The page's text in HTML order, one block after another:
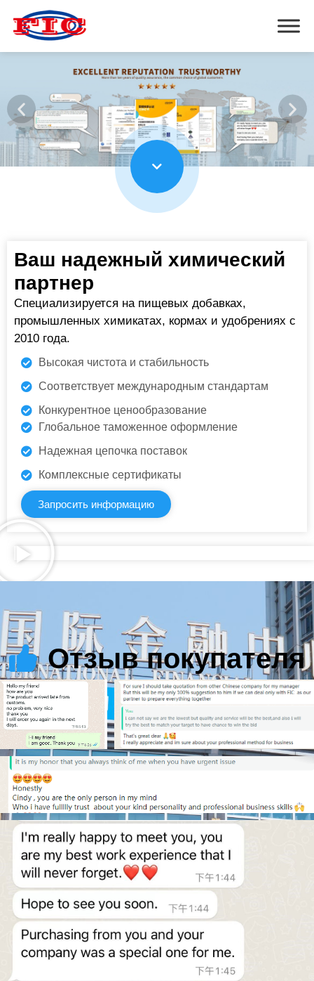
Ваш надежный химический
партнер
Специализируется на пищевых добавках,
промышленных химикатах, кормах и удобрениях с
2010 года.
Высокая чистота и стабильность
Соответствует международным стандартам
Конкурентное ценообразование
Глобальное таможенное оформление
Надежная цепочка поставок
Комплексные сертификаты
Запросить информацию
Отзыв покупателя